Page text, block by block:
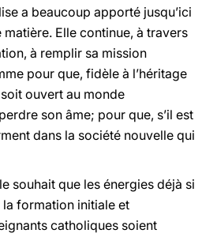
a beaucoup apporté jusqu’ici
Elle continue, à travers
à remplir sa mission
pour que, fidèle à l’héritage
ouvert au monde
son âme; pour que, s’il est
dans la société nouvelle qui
souhait que les énergies déjà si
formation initiale et
catholiques soient